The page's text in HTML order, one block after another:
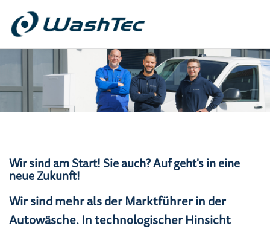
Wir sind am Start! Sie auch? Auf geht's in eine
neue Zukunft!
Wir sind mehr als der Marktführer in der
Autowäsche. In technologischer Hinsicht